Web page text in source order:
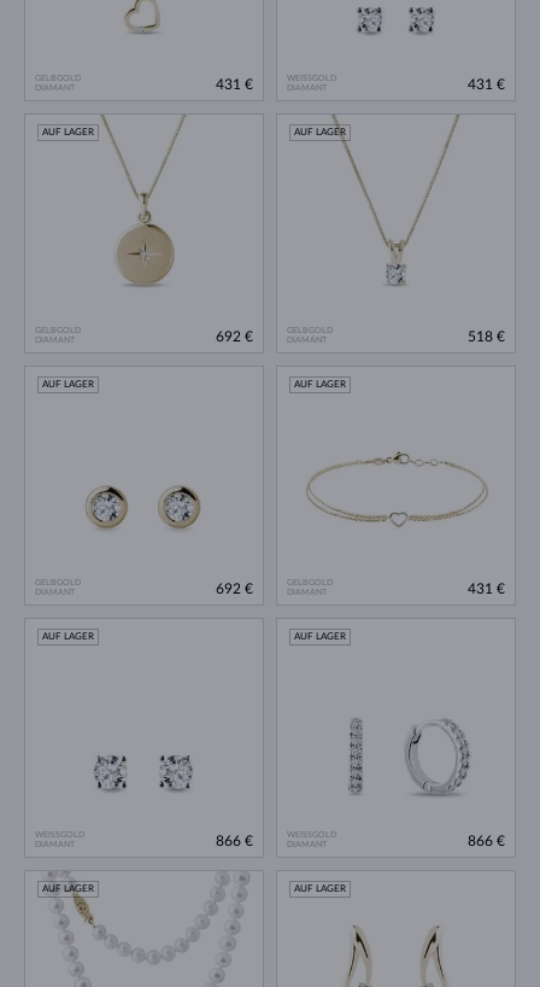
GELBGOLD
DIAMANT
431 €
WEISSGOLD
DIAMANT
431 €
GELBGOLD
DIAMANT
AUF LAGER
692 €
GELBGOLD
DIAMANT
AUF LAGER
518 €
GELBGOLD
DIAMANT
AUF LAGER
692 €
GELBGOLD
DIAMANT
AUF LAGER
431 €
WEISSGOLD
DIAMANT
AUF LAGER
866 €
WEISSGOLD
DIAMANT
AUF LAGER
866 €
AUF LAGER AUF LAGER